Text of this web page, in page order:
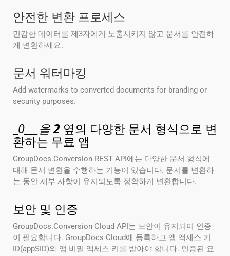
안전한 변환 프로세스
민감한 데이터를 제3자에게 노출시키지 않고 문서를 안전하
게 변환하세요.
문서 워터마킹
Add watermarks to converted documents for branding or
security purposes.
0___을2 옆의 다양한 문서 형식으로 변
환하는 무료 앱
GroupDocs.Conversion REST API에는 다양한 문서 형식에
대해 문서 변환을 수행하는 기능이 있습니다. 문서를 변환하
는 동안 세부 사항이 유지되도록 정확하게 변환합니다.
보안 및 인증
GroupDocs.Conversion Cloud API는 보안이 유지되며 인증
이 필요합니다. GroupDocs Cloud에 등록하고 앱 액세스 키
ID(appSID)와 앱 비밀 액세스 키를 받아야 합니다. 인증된 요